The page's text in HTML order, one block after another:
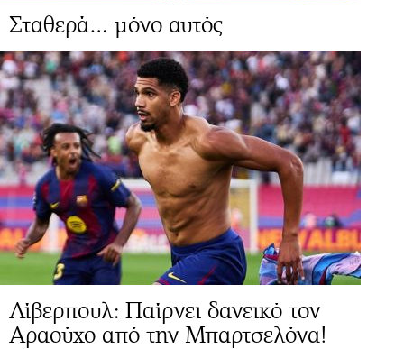
Σταθερά… μόνο αυτός
Λίβερπουλ: Παίρνει δανεικό τον
Αραούχο από την Μπαρτσελόνα!